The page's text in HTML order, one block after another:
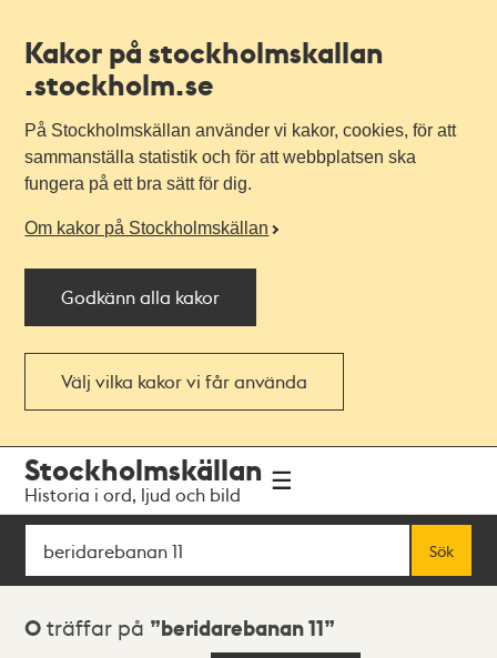
Kakor på stockholmskallan
.stockholm.se
På Stockholmskällan använder vi kakor, cookies, för att
sammanställa statistik och för att webbplatsen ska
fungera på ett bra sätt för dig.
Om kakor på Stockholmskällan
Godkänn alla kakor
Välj vilka kakor vi får använda
navigationen
huvudinnehållet
Stockholmskällan
Historia i ord, ljud och bild
Sök
Sök
Sökresultat
0 träffar på beridarebanan 11